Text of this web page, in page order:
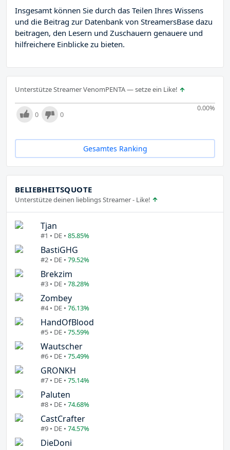
Insgesamt können Sie durch das Teilen Ihres Wissens
und die Beitrag zur Datenbank von StreamersBase dazu
beitragen, den Lesern und Zuschauern genauere und
hilfreichere Einblicke zu bieten.
Unterstütze Streamer VenomPENTA — setze ein Like!
0.00%
0 0
Gesamtes Ranking
BELIEBHEITSQUOTE
Unterstütze deinen lieblings Streamer - Like!
Tjan
#1 • DE • 85.85%
BastiGHG
#2 • DE • 79.52%
Brekzim
#3 • DE • 78.28%
Zombey
#4 • DE • 76.13%
HandOfBlood
#5 • DE • 75.59%
Wautscher
#6 • DE • 75.49%
GRONKH
#7 • DE • 75.14%
Paluten
#8 • DE • 74.68%
CastCrafter
#9 • DE • 74.57%
DieDoni